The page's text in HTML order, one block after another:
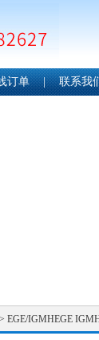
订单 | 联系我
EGE/IGMHEGE